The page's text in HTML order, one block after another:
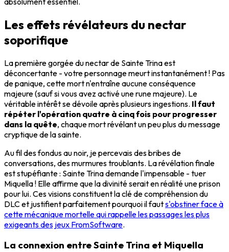
Les effets révélateurs du nectar
soporifique
La première gorgée du nectar de Sainte Trina est
déconcertante - votre personnage meurt instantanément ! Pas
de panique, cette mort n'entraîne aucune conséquence
majeure (sauf si vous avez activé une rune majeure). Le
véritable intérêt se dévoile après plusieurs ingestions. Il faut
répéter l'opération quatre à cinq fois pour progresser
dans la quête, chaque mort révélant un peu plus du message
cryptique de la sainte.
Au fil des fondus au noir, je percevais des bribes de
conversations, des murmures troublants. La révélation finale
est stupéfiante : Sainte Trina demande l'impensable - tuer
Miquella ! Elle affirme que la divinité serait en réalité une prison
pour lui. Ces visions constituent la clé de compréhension du
DLC et justifient parfaitement pourquoi il fauts'obstiner face à
cette mécanique mortelle qui rappelle les passages les plus
exigeants des jeux FromSoftware.
La connexion entre Sainte Trina et Miquella